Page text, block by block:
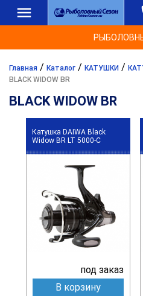
Главная / Каталог / КАТУШКИ /
BLACK WIDOW BR
BLACK WIDOW BR
Катушка DAIWA Black
Widow BR LT 5000-C
под заказ
В корзину